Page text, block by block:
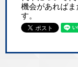
機会があれば
す。